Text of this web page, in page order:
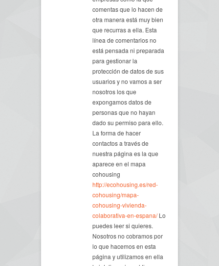
comentas que lo hacen de
otra manera está muy bien
que recurras a ella. Esta
línea de comentarios no
está pensada ni preparada
para gestionar la
protección de datos de sus
usuarios y no vamos a ser
nosotros los que
expongamos datos de
personas que no hayan
dado su permiso para ello.
La forma de hacer
contactos a través de
nuestra página es la que
aparece en el mapa
cohousing
http://ecohousing.es/red-
cohousing/mapa-
cohousing-vivienda-
colaborativa-en-espana/Lo
puedes leer si quieres.
Nosotros no cobramos por
lo que hacemos en esta
página y utilizamos en ella